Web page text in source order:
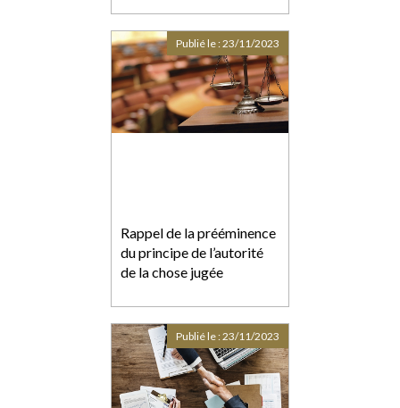
Rappel de la prééminence
du principe de l’autorité
de la chose jugée
Publié le :23/11/2023
Publié le :23/11/2023